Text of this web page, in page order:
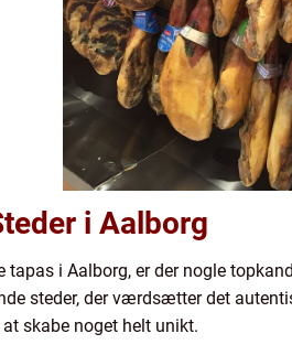
i Aalborg
tapas i Aalborg, er der nogle
steder, der værdsætter det
skabe noget helt unikt.